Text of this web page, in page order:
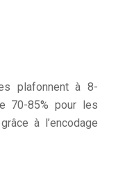
plafonnent à 8-
70-85% pour les
à l’encodage